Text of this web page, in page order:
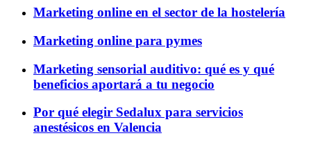
Marketing online en el sector de la hostelería
Marketing online para pymes
Marketing sensorial auditivo: qué es y qué
beneficios aportará a tu negocio
Por qué elegir Sedalux para servicios
anestésicos en Valencia